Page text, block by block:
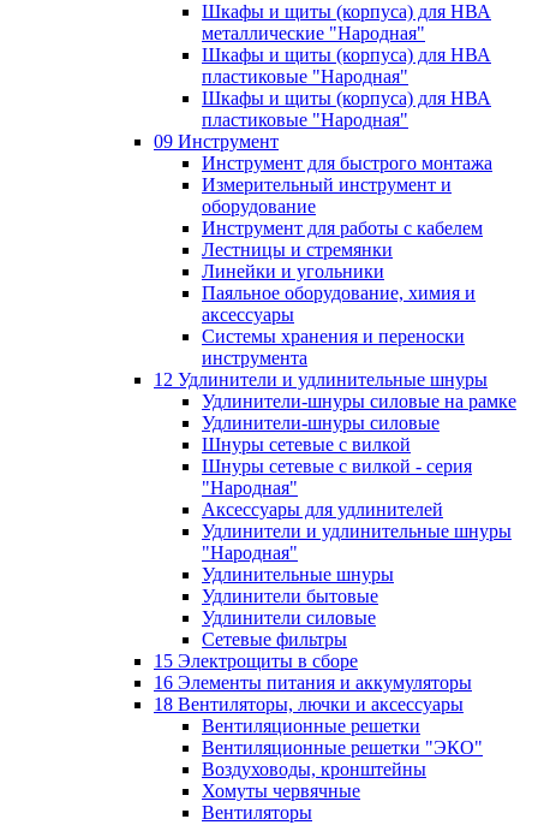
Шкафы и щиты (корпуса) для НВА
металлические "Народная"
Шкафы и щиты (корпуса) для НВА
пластиковые "Народная"
Шкафы и щиты (корпуса) для НВА
пластиковые "Народная"
09 Инструмент
Инструмент для быстрого монтажа
Измерительный инструмент и
оборудование
Инструмент для работы с кабелем
Лестницы и стремянки
Линейки и угольники
Паяльное оборудование, химия и
аксессуары
Системы хранения и переноски
инструмента
12 Удлинители и удлинительные шнуры
Удлинители-шнуры силовые на рамке
Удлинители-шнуры силовые
Шнуры сетевые с вилкой
Шнуры сетевые с вилкой - серия
"Народная"
Аксессуары для удлинителей
Удлинители и удлинительные шнуры
"Народная"
Удлинительные шнуры
Удлинители бытовые
Удлинители силовые
Сетевые фильтры
15 Электрощиты в сборе
16 Элементы питания и аккумуляторы
18 Вентиляторы, лючки и аксессуары
Вентиляционные решетки
Вентиляционные решетки "ЭКО"
Воздуховоды, кронштейны
Хомуты червячные
Вентиляторы